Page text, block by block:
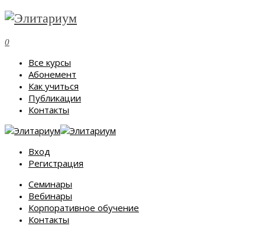
0
Все курсы
Абонемент
Как учиться
Публикации
Контакты
Вход
Регистрация
Семинары
Вебинары
Корпоративное обучение
Контакты